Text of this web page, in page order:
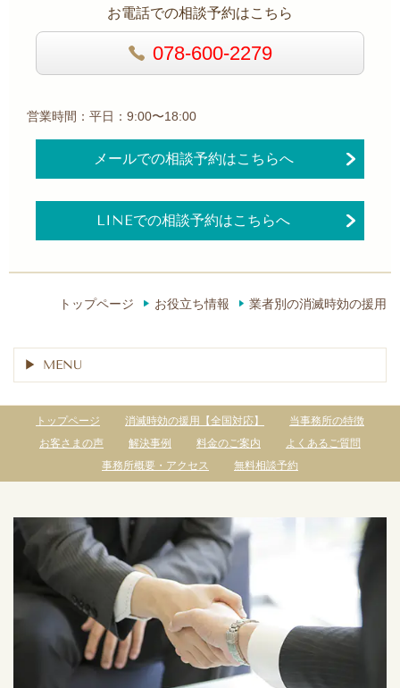
お電話での相談予約はこちら
078-600-2279
営業時間：平日：9:00〜18:00
メールでの相談予約はこちらへ
LINEでの相談予約はこちらへ
トップページ お役立ち情報 業者別の消滅時効の援用
MENU
トップページ 消滅時効の援用【全国対応】
当事務所の特徴
お客さまの声
解決事例 料金のご案内
よくあるご質問
事務所概要・アクセス
無料相談予約